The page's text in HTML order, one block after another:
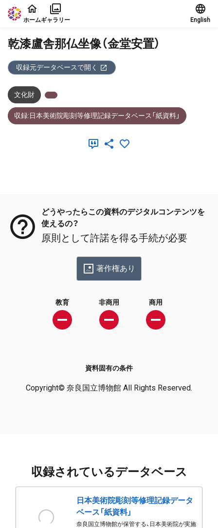
本文に飛ぶ
ホームギャラリー English
乾漆盧舎那仏坐像（金堂安置）
収録元データベースで開く
文化財
収録:日本美術院彫刻等修理記録データベース「紙資料」
どうやったらこの資料のデジタルコンテンツを
使えるの？
原則として許諾を得る手続が必要
著作権あり
教育 非商用 商用
資料固有の条件
Copyright© 奈良国立博物館 All Rights Reserved.
収録されているデータベース
日本美術院彫刻等修理記録データ
ベース「紙資料」
奈良国立博物館が保管する、日本美術院が実施